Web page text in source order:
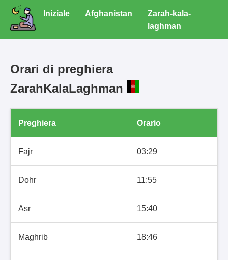
Iniziale Afghanistan
Zarah-kala-
laghman
Orari di preghiera
ZarahKalaLaghman
Preghiera Orario
Fajr 03:29
Dohr 11:55
Asr 15:40
Maghrib 18:46